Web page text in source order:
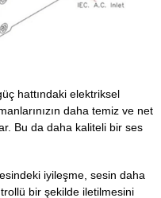
hattındaki elektriksel
daha temiz ve net
Bu da daha kaliteli bir ses
iyileşme, sesin daha
bir şekilde iletilmesini